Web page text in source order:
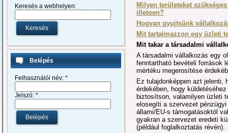
Keresés a webhelyen:
Belépés
Felhasználói név: *
Jelszó: *
Milyen területeket
illetoen?
Hogyan gyujtsünk
Mit tartalmazzon egy üzleti
Mit takar a társadalmi
A társadalmi vállalkozás egy
fenntartható bevételi források
mértéku megerosítése
Ez tulajdonképpen azt jelenti,
érdekében, hogy
biztosítson, valamilyen üzleti
elosegíti a szervezet
állami/EU-s támogatásoktól
gyakran a szervezet eredeti
(például foglalkoztatás révén).